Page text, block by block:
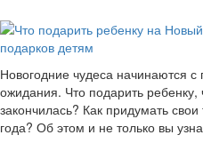
Новогодние чудеса начинаются
ожидания. Что подарить ребенку,
закончилась? Как придумать
года? Об этом и не только вы